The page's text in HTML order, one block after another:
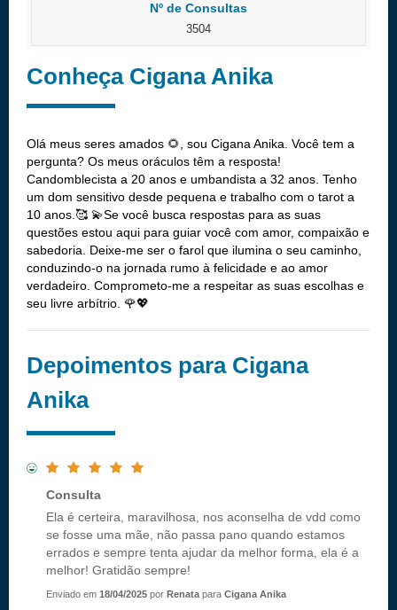
Nº de Consultas
3504
Conheça Cigana Anika
Olá meus seres amados 🌻, sou Cigana Anika. Você tem a
pergunta? Os meus oráculos têm a resposta!
Candomblecista a 20 anos e umbandista a 32 anos. Tenho
um dom sensitivo desde pequena e trabalho com o tarot a
10 anos.🥰 💫Se você busca respostas para as suas
questões estou aqui para guiar você com amor, compaixão e
sabedoria. Deixe-me ser o farol que ilumina o seu caminho,
conduzindo-o na jornada rumo à felicidade e ao amor
verdadeiro. Comprometo-me a respeitar as suas escolhas e
seu livre arbítrio. 🌹💖
Depoimentos para Cigana
Anika
Consulta
Ela é certeira, maravilhosa, nos aconselha de vdd como
se fosse uma mãe, não passa pano quando estamos
errados e sempre tenta ajudar da melhor forma, ela é a
melhor! Gratidão sempre!
Enviado em 18/04/2025 por Renata para Cigana Anika